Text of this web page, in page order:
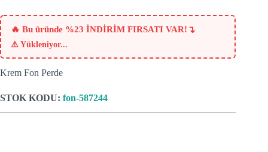
₺715.
fiyat:
₺549.
🔥 Bu üründe %23 İNDİRİM FIRSATI VAR! ↴
⚠️ Yükleniyor...
Krem Fon Perde
STOK KODU: fon-587244